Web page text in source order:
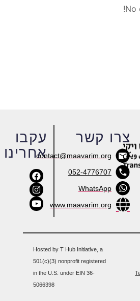
No
עקבו
אחרינו
צרו קשר
contact@maavarim.org
052-4776707
WhatsApp
www.maavarim.org
Hosted by T Hub Initiative, a
501(c)(3) nonprofit registered
in the U.S. under EIN 36-
5066398